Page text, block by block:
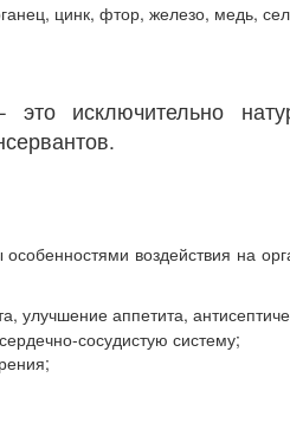
цинк, фтор, железо, медь,
исключительно
воздействия на
улучшение аппетита,
сосудистую систему;